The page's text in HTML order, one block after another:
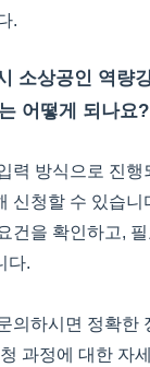
.
소상공인 역량
어떻게 되나요?
력 방식으로 진행
신청할 수 있습니
건을 확인하고,
다.
의하시면 정확한
과정에 대한 자